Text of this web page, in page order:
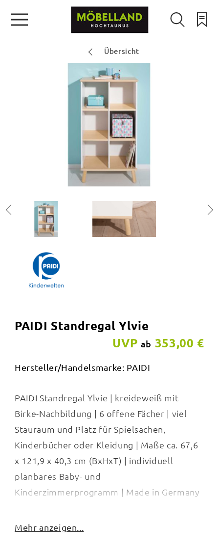
Übersicht
PAIDI Standregal Ylvie
UVP ab 353,00 €
Hersteller/Handelsmarke: PAIDI
PAIDI Standregal Ylvie | kreideweiß mit
Birke-Nachbildung | 6 offene Fächer | viel
Stauraum und Platz für Spielsachen,
Kinderbücher oder Kleidung | Maße ca. 67,6
x 121,9 x 40,3 cm (BxHxT) | individuell
planbares Baby- und
Kinderzimmerprogramm | Made in Germany
Mehr anzeigen...